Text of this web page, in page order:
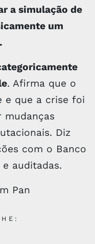
a simulação de
um
. Afirma que o
e que a crise foi
mudanças
Diz
com o Banco
auditadas.
Pan